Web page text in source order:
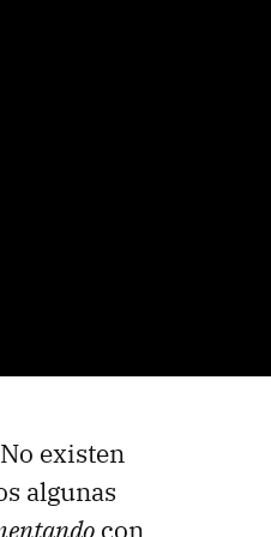
existen
algunas
con